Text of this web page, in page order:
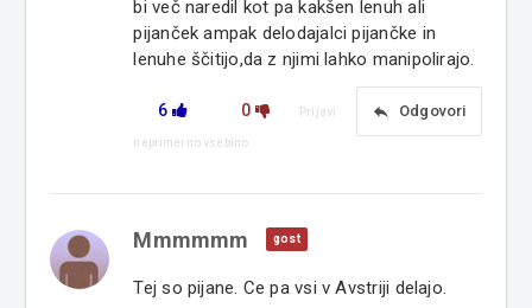
bi več naredil kot pa kakšen lenuh ali
pijanček ampak delodajalci pijančke in
lenuhe ščitijo,da z njimi lahko manipolirajo.
6 0 reply Odgovori
Prijavi
neprimerno vsebino
Mmmmmm gost
Tej so pijane. Ce pa vsi v Avstriji delajo.